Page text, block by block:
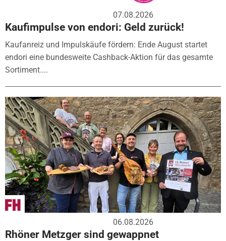
07.08.2026
Kaufimpulse von endori: Geld zurück!
Kaufanreiz und Impulskäufe fördern: Ende August startet
endori eine bundesweite Cashback-Aktion für das gesamte
Sortiment....
06.08.2026
Rhöner Metzger sind gewappnet